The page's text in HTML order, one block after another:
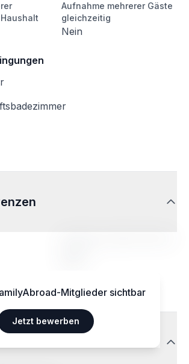
Aufnahme mehrerer Gäste
gleichzeitig
Nein
Mitglieder sichtbar
Jetzt bewerben